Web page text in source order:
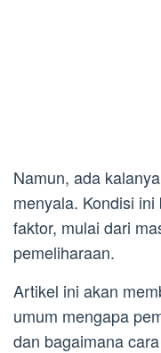
Namun, ada
menyala. Kondisi
faktor, mulai dari
pemeliharaan.
Artikel ini akan
umum mengapa
dan bagaimana